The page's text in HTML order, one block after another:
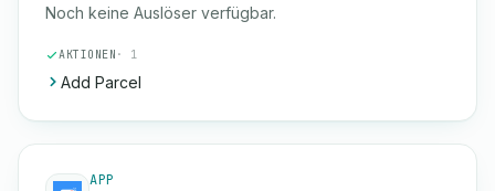
Noch keine Auslöser verfügbar.
AKTIONEN · 1
Add Parcel
APP